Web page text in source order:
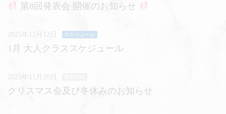
第8回発表会 開催のお知らせ
2025年12月12日 スケジュール
1月 大人クラススケジュール
2025年11月20日
クリスマス会及び冬休みのお知らせ